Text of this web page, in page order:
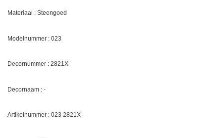
Materiaal : Steengoed
Modelnummer : 023
Decornummer : 2821X
Decornaam : -
Artikelnummer : 023 2821X